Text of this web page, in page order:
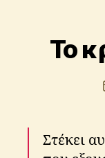
Το
Στέκει